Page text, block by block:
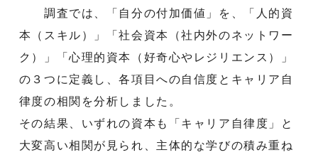
調査では、「自分の付加価値」を、「人的資
本（スキル）」「社会資本（社内外のネットワー
ク）」「心理的資本（好奇心やレジリエンス）」
の３つに定義し、各項目への自信度とキャリア自
律度の相関を分析しました。
その結果、いずれの資本も「キャリア自律度」と
大変高い相関が見られ、主体的な学びの積み重ね